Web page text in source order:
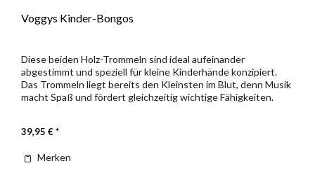
Voggys Kinder-Bongos
Diese beiden Holz-Trommeln sind ideal aufeinander
abgestimmt und speziell für kleine Kinderhände konzipiert.
Das Trommeln liegt bereits den Kleinsten im Blut, denn Musik
macht Spaß und fördert gleichzeitig wichtige Fähigkeiten.
39,95 € *
Merken